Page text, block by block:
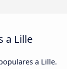
a Lille
a Lille.